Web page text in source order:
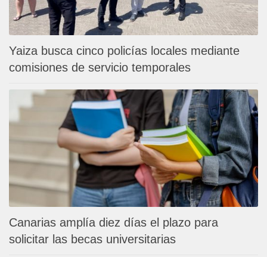
Yaiza busca cinco policías locales mediante
comisiones de servicio temporales
Canarias amplía diez días el plazo para
solicitar las becas universitarias